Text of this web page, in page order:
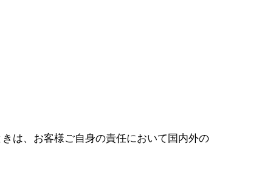
は、お客様ご自身の責任において国内外の